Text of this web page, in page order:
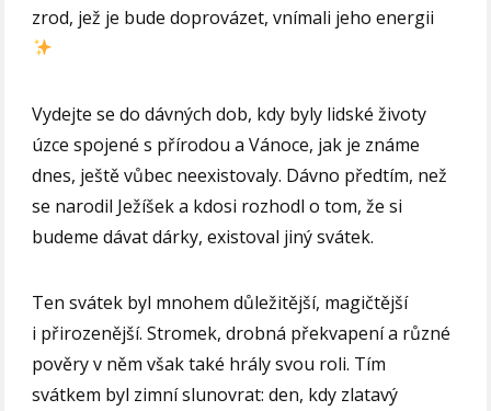
zrod, jež je bude doprovázet, vnímali jeho energii
Vydejte se do dávných dob, kdy byly lidské životy
úzce spojené s přírodou a Vánoce, jak je známe
dnes, ještě vůbec neexistovaly. Dávno předtím, než
se narodil Ježíšek a kdosi rozhodl o tom, že si
budeme dávat dárky, existoval jiný svátek.
Ten svátek byl mnohem důležitější, magičtější
i přirozenější. Stromek, drobná překvapení a různé
pověry v něm však také hrály svou roli. Tím
svátkem byl zimní slunovrat: den, kdy zlatavý